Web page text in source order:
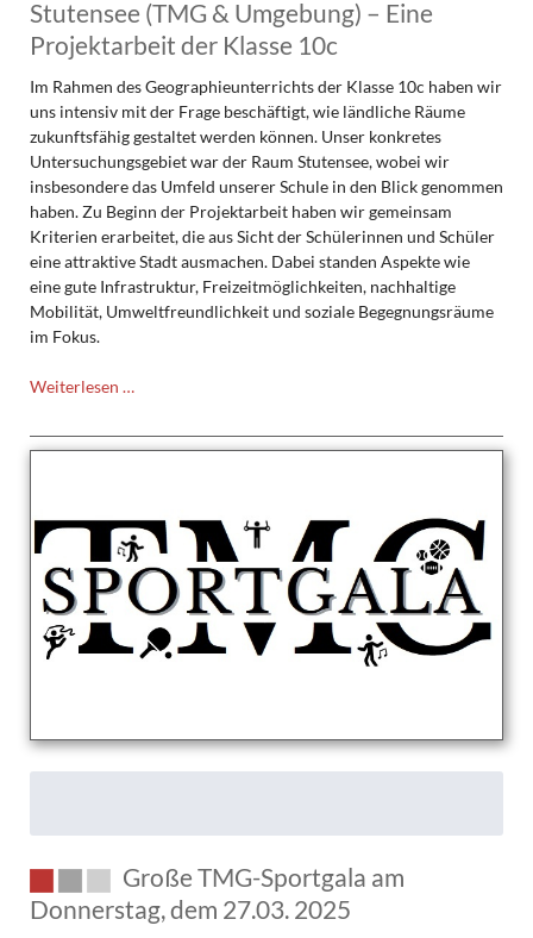
Stutensee (TMG & Umgebung) – Eine
Projektarbeit der Klasse 10c
Im Rahmen des Geographieunterrichts der Klasse 10c haben wir
uns intensiv mit der Frage beschäftigt, wie ländliche Räume
zukunftsfähig gestaltet werden können. Unser konkretes
Untersuchungsgebiet war der Raum Stutensee, wobei wir
insbesondere das Umfeld unserer Schule in den Blick genommen
haben. Zu Beginn der Projektarbeit haben wir gemeinsam
Kriterien erarbeitet, die aus Sicht der Schülerinnen und Schüler
eine attraktive Stadt ausmachen. Dabei standen Aspekte wie
eine gute Infrastruktur, Freizeitmöglichkeiten, nachhaltige
Mobilität, Umweltfreundlichkeit und soziale Begegnungsräume
im Fokus.
Weiterlesen …
Gestaltung
am
Beispiel
Stutensee
(TMG
Umgebung)
Projektarbeit
Große TMG-Sportgala am
Donnerstag, dem 27.03. 2025